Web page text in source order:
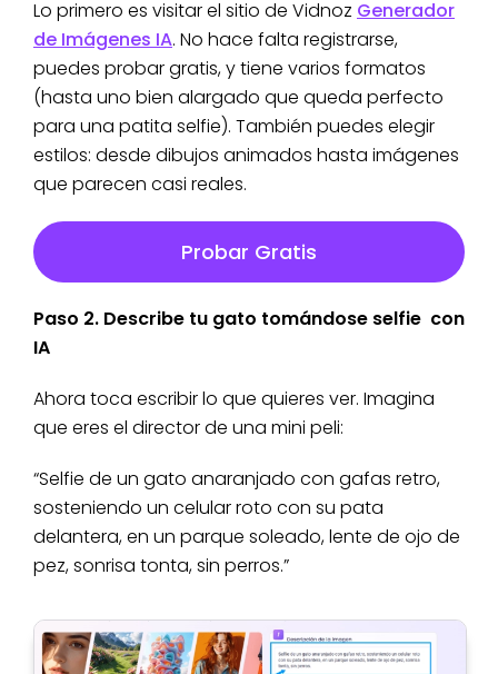
Lo primero es visitar el sitio de Vidnoz Generador
de Imágenes IA. No hace falta registrarse,
puedes probar gratis, y tiene varios formatos
(hasta uno bien alargado que queda perfecto
para una patita selfie). También puedes elegir
estilos: desde dibujos animados hasta imágenes
que parecen casi reales.
Probar Gratis
Paso 2. Describe tu gato tomándose selfie con
IA
Ahora toca escribir lo que quieres ver. Imagina
que eres el director de una mini peli:
“Selfie de un gato anaranjado con gafas retro,
sosteniendo un celular roto con su pata
delantera, en un parque soleado, lente de ojo de
pez, sonrisa tonta, sin perros.”